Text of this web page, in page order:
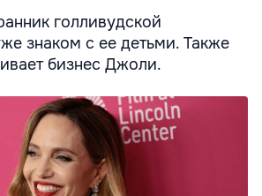
голливудской
знаком с ее детьми. Также
бизнес Джоли.